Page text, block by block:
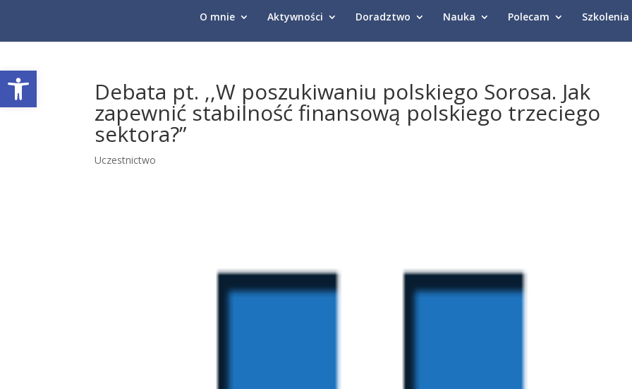
Otwórz pasek narzędzi
O mnie Aktywności Doradztwo Nauka Polecam Szkolenia
Debata pt. ,,W poszukiwaniu polskiego Sorosa. Jak
zapewnić stabilność finansową polskiego trzeciego
sektora?”
Uczestnictwo